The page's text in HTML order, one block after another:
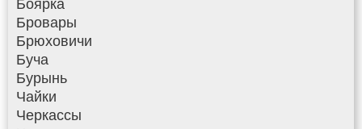
Бровары
Брюховичи
Буча
Бурынь
Чайки
Черкассы